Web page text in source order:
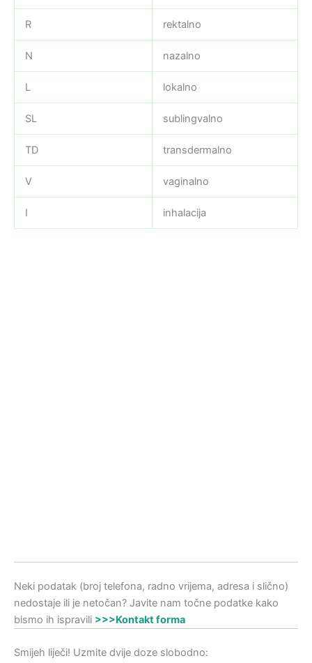
R rektalno
N nazalno
L lokalno
SL sublingvalno
TD transdermalno
V vaginalno
I inhalacija
Neki podatak (broj telefona, radno vrijema, adresa i slično)
nedostaje ili je netočan? Javite nam točne podatke kako
bismo ih ispravili >>>Kontakt forma
Smijeh liječi! Uzmite dvije doze slobodno: